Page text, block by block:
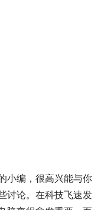
小编，很高兴能与你
讨论。在科技飞速发